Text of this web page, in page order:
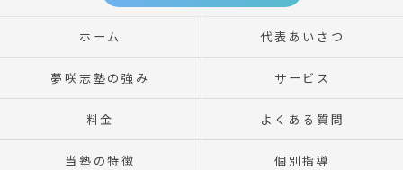
ホーム 代表あいさつ
夢咲志塾の強み サービス
料金 よくある質問
当塾の特徴 個別指導